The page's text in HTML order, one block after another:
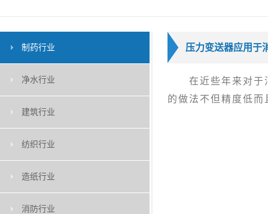
制药行业
净水行业
建筑行业
纺织行业
造纸行业
消防行业
压力变送器应用于
在近些年来对于消
的做法不但精度低